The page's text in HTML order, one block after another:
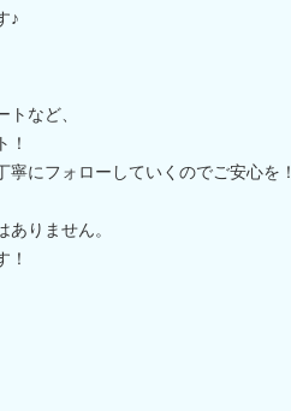
♪
など、
！
にフォローしていくのでご安心を！
りません。
！